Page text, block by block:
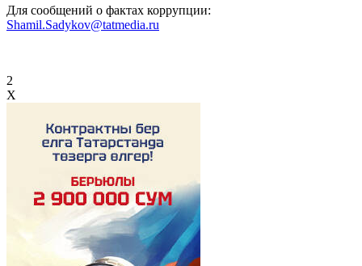
Для сообщений о фактах коррупции:
Shamil.Sadykov@tatmedia.ru
2
X